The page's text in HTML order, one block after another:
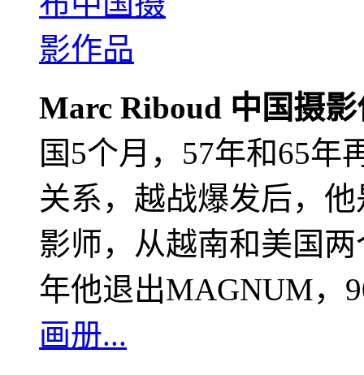
Marc Riboud 中国摄
国5个月，57年和65年
关系，越战爆发后，
影师，从越南和美国
年他退出MAGNUM，
画册...